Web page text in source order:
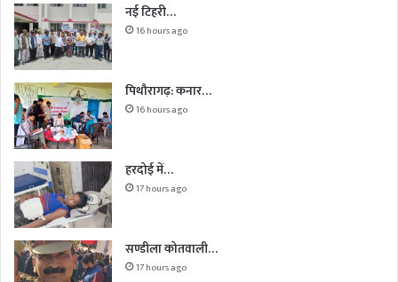
नई टिहरी…
16 hours ago
पिथौरागढ़: कनार…
16 hours ago
हरदोई में…
17 hours ago
सण्डीला कोतवाली…
17 hours ago